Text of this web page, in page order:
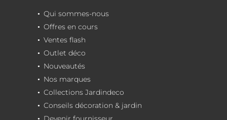
Qui sommes-nous
Offres en cours
Ventes flash
Outlet déco
Nouveautés
Nos marques
Collections Jardindeco
Conseils décoration & jardin